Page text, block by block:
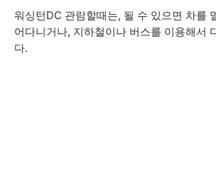
워싱턴DC 관람할때는, 될 수 있으면 차를
어다니거나, 지하철이나 버스를 이용해서
다.